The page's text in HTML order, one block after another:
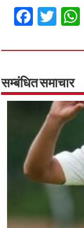
Fa
ce
b
o
o
k
T
wi
tt
er
सम्बंधित समाचार